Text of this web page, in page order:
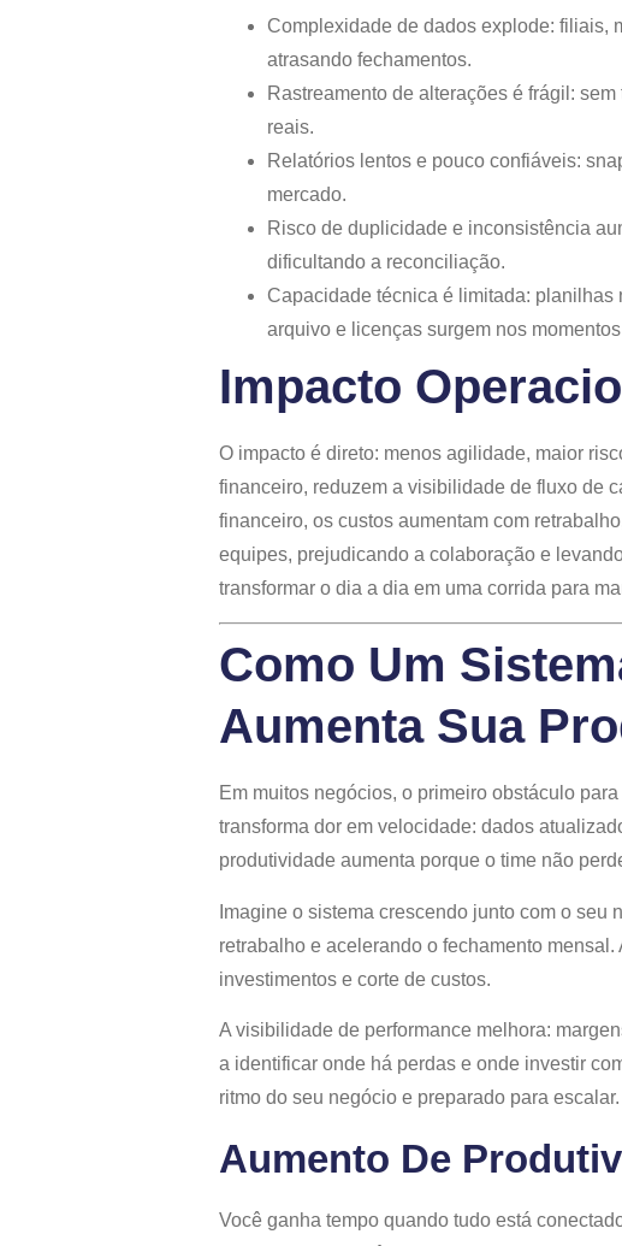
Complexidade de dados explode: filiais,
atrasando fechamentos.
Rastreamento de alterações é frágil:
reais.
Relatórios lentos e pouco confiáveis:
mercado.
Risco de duplicidade e inconsistência
dificultando a reconciliação.
Capacidade técnica é limitada:
arquivo e licenças surgem nos
Impacto
O impacto é direto: menos agilidade, maior
financeiro, reduzem a visibilidade de fluxo de
financeiro, os custos aumentam com
equipes, prejudicando a colaboração e
transformar o dia a dia em uma corrida para
Como Um
Aumenta Sua
Em muitos negócios, o primeiro obstáculo
transforma dor em velocidade: dados
produtividade aumenta porque o time não
Imagine o sistema crescendo junto com o
retrabalho e acelerando o fechamento
investimentos e corte de custos.
A visibilidade de performance melhora:
a identificar onde há perdas e onde investir
ritmo do seu negócio e preparado para escalar.
Aumento De
Você ganha tempo quando tudo está